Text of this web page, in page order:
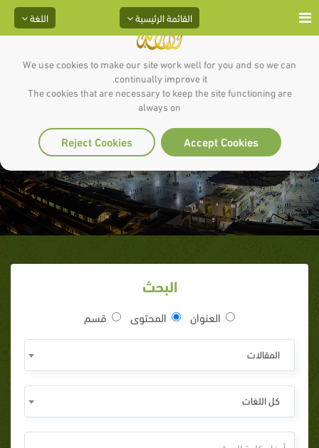
We use cookies to make our site work well for you and so we can
continually improve it.
The cookies that are necessary to keep the site functioning are
always on
Accept Cookies
Reject Cookies
اللغة القائمة الرئيسية
الزنا قيد مميت
البحث
العنوان المحتوى قسم
المقالات
كل اللغات